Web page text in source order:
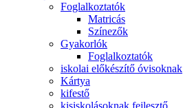
Foglalkoztatók
Matricás
Színezők
Gyakorlók
Foglalkoztatók
iskolai előkészítő óvisoknak
Kártya
kifestő
kisiskolásoknak fejlesztő